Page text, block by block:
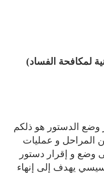
وضع الدستور هو ذلكم
المراحل و عمليات
وضع و إقرار دستور
يهدف إلى إنهاء